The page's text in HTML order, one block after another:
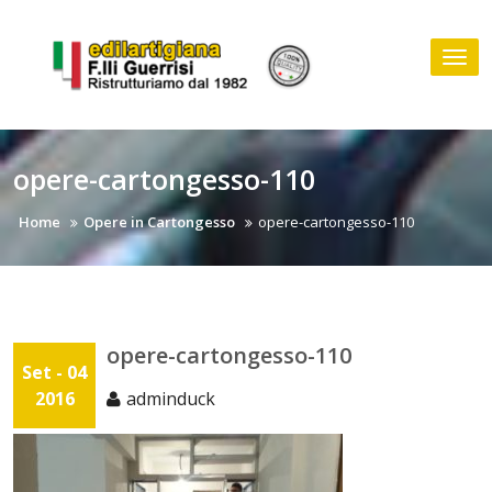
content
opere-cartongesso-110
Home Opere in Cartongesso opere-cartongesso-110
Set - 04
2016
opere-cartongesso-110
adminduck